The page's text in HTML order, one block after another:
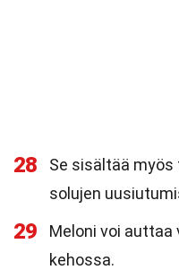
28
Se sisältää myös
solujen
29
Meloni voi
kehossa.